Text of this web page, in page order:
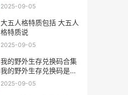
2025-09-05
大五人格特质包括 大五人
格特质说
2025-09-05
我的野外生存兑换码合集
我的野外生存兑换码是什
么
2025-09-05